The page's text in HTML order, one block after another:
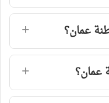
عمان؟
عمان؟